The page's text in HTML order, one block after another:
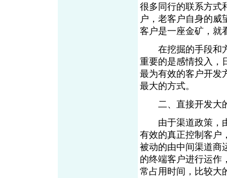
很多同行的联系方式
户，老客户自身的威
客户是一座金矿，就
在挖掘的手段和方
重要的是感情投入，
最为有效的客户开发
最大的方式。
二、直接开发大
由于渠道政策，由
有效的真正控制客户
被动的由中间渠道商
的终端客户进行运作
常占用时间，比较大